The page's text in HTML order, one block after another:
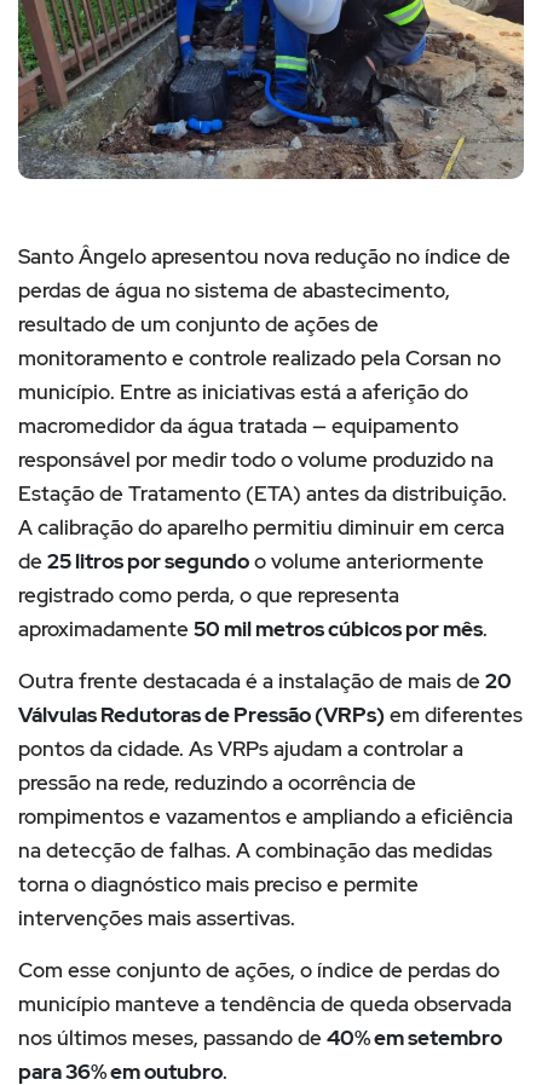
Santo Ângelo apresentou nova redução no índice de
perdas de água no sistema de abastecimento,
resultado de um conjunto de ações de
monitoramento e controle realizado pela Corsan no
município. Entre as iniciativas está a aferição do
macromedidor da água tratada — equipamento
responsável por medir todo o volume produzido na
Estação de Tratamento (ETA) antes da distribuição.
A calibração do aparelho permitiu diminuir em cerca
de25 litros por segundoo volume anteriormente
registrado como perda, o que representa
aproximadamente50 mil metros cúbicos por mês.
Outra frente destacada é a instalação de mais de20
Válvulas Redutoras de Pressão (VRPs) em diferentes
pontos da cidade. As VRPs ajudam a controlar a
pressão na rede, reduzindo a ocorrência de
rompimentos e vazamentos e ampliando a eficiência
na detecção de falhas. A combinação das medidas
torna o diagnóstico mais preciso e permite
intervenções mais assertivas.
Com esse conjunto de ações, o índice de perdas do
município manteve a tendência de queda observada
nos últimos meses, passando de40% em setembro
para 36% em outubro.